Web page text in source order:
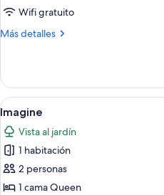
SchafWifi gratuito
Más detalles
Más
Schaf
Abrir
todas
las
fotos
de
Imagine
5
Imagine
Vista al jardín
1 habitación
2 personas
1 cama Queen